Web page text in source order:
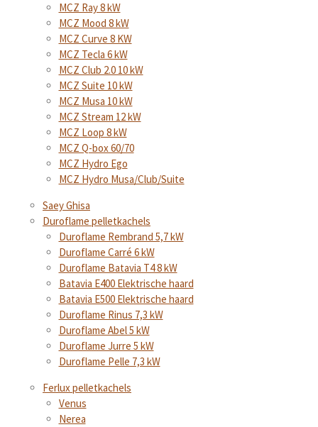
MCZ Ray 8 kW
MCZ Mood 8 kW
MCZ Curve 8 KW
MCZ Tecla 6 kW
MCZ Club 2.0 10 kW
MCZ Suite 10 kW
MCZ Musa 10 kW
MCZ Stream 12 kW
MCZ Loop 8 kW
MCZ Q-box 60/70
MCZ Hydro Ego
MCZ Hydro Musa/Club/Suite
Saey Ghisa
Duroflame pelletkachels
Duroflame Rembrand 5,7 kW
Duroflame Carré 6 kW
Duroflame Batavia T4 8 kW
Batavia E400 Elektrische haard
Batavia E500 Elektrische haard
Duroflame Rinus 7,3 kW
Duroflame Abel 5 kW
Duroflame Jurre 5 kW
Duroflame Pelle 7,3 kW
Ferlux pelletkachels
Venus
Nerea